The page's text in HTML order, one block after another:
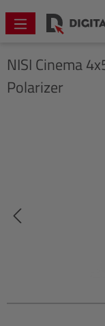
springen
NISI Cinema
Polarizer